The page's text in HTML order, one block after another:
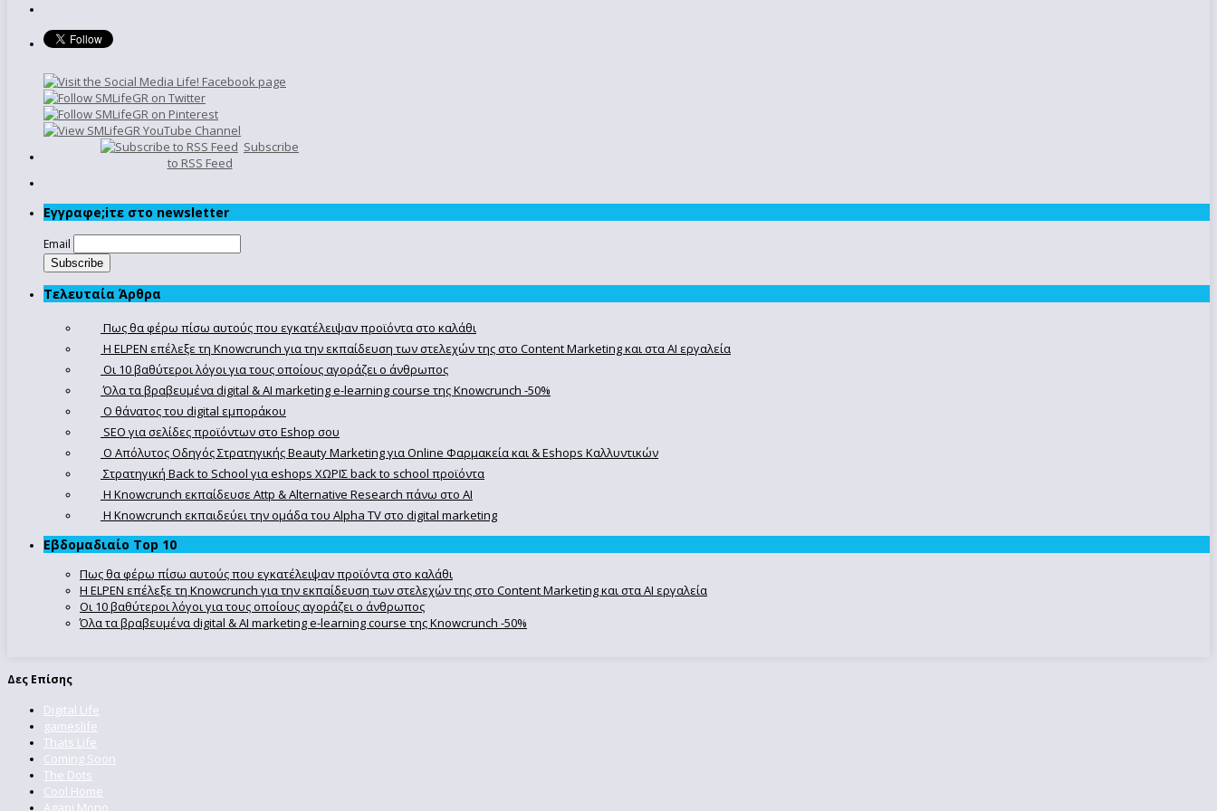
Subscribe
to RSS Feed
Εγγραφe;iτε στο newsletter
Email
Τελευταία Άρθρα
Πως θα φέρω πίσω αυτούς που εγκατέλειψαν προϊόντα στο καλάθι
Η ELPEN επέλεξε τη Knowcrunch για την εκπαίδευση των στελεχών της στο Content Marketing και στα AI εργαλεία
Οι 10 βαθύτεροι λόγοι για τους οποίους αγοράζει ο άνθρωπος
Όλα τα βραβευμένα digital & AI marketing e-learning course της Knowcrunch -50%
Ο θάνατος του digital εμποράκου
SEO για σελίδες προϊόντων στο Eshop σου
Ο Απόλυτoς Οδηγός Στρατηγικής Beauty Marketing για Online Φαρμακεία και & Eshops Καλλυντικών
Στρατηγική Back to School για eshops ΧΩΡΙΣ back to school προϊόντα
Η Knowcrunch εκπαίδευσε Attp & Alternative Research πάνω στο ΑΙ
Η Knowcrunch εκπαιδεύει την ομάδα του Alpha TV στο digital marketing
Εβδομαδιαίο Top 10
Πως θα φέρω πίσω αυτούς που εγκατέλειψαν προϊόντα στο καλάθι
Η ELPEN επέλεξε τη Knowcrunch για την εκπαίδευση των στελεχών της στο Content Marketing και στα AI εργαλεία
Οι 10 βαθύτεροι λόγοι για τους οποίους αγοράζει ο άνθρωπος
Όλα τα βραβευμένα digital & AI marketing e-learning course της Knowcrunch -50%
Δες Επίσης
Digital Life
gameslife
Thats Life
Coming Soon
The Dots
Cool Home
Agapi Mono